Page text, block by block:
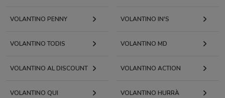
VOLANTINO PENNY VOLANTINO IN'S
VOLANTINO TODIS VOLANTINO MD
VOLANTINO AL DISCOUNT VOLANTINO ACTION
VOLANTINO QUI
VOLANTINO HURRÀ